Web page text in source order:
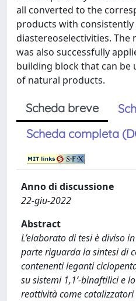
all converted to the
products with consistently
diastereoselectivities. The
was also successfully
building block that can be
of natural products.
Scheda breve
Scheda completa
Anno di discussione
22-giu-2022
Abstract
L’elaborato di tesi è diviso
parte riguarda la sintesi di
contenenti leganti
su sistemi 1,1’-binaftilici e
reattività come